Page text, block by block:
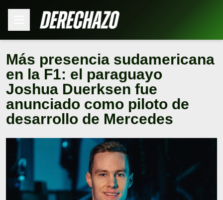
Más presencia sudamericana
en la F1: el paraguayo
Joshua Duerksen fue
anunciado como piloto de
desarrollo de Mercedes